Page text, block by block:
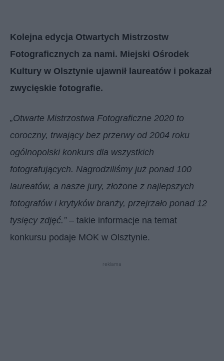
Kolejna edycja Otwartych Mistrzostw
Fotograficznych za nami. Miejski Ośrodek
Kultury w Olsztynie ujawnił laureatów i pokazał
zwycięskie fotografie.
„Otwarte Mistrzostwa Fotograficzne 2020 to
coroczny, trwający bez przerwy od 2004 roku
ogólnopolski konkurs dla wszystkich
fotografujących. Nagrodziliśmy już ponad 100
laureatów, a nasze jury, złożone z najlepszych
fotografów i krytyków branży, przejrzało ponad 12
tysięcy zdjęć.”– takie informacje na temat
konkursu podaje MOK w Olsztynie.
reklama